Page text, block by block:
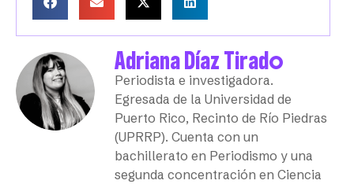
Adriana Díaz Tirado
Periodista e investigadora.
Egresada de la Universidad de
Puerto Rico, Recinto de Río Piedras
(UPRRP). Cuenta con un
bachillerato en Periodismo y una
segunda concentración en Ciencia